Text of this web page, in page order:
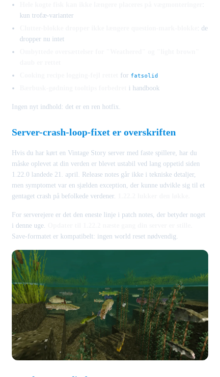
:
kun trofæ-varianter
: de
dropper nu intet
for fatsolid
i handbook
Ingen nyt indhold: det er en ren hotfix.
Server-crash-loop-fixet er overskriften
Hvis du har kørt en Vintage Story server med faste spillere, har du
måske oplevet at din verden er blevet ustabil ved lang oppetid siden
1.22.0 landede 21. april. Release notes går ikke i tekniske detaljer,
men symptomet var en sjælden exception, der kunne udvikle sig til et
gentaget crash på befolkede verdener.
For serverejere er det den eneste linje i patch notes, der betyder noget
i denne uge.
Save-formatet er kompatibelt: ingen world reset nødvendig.